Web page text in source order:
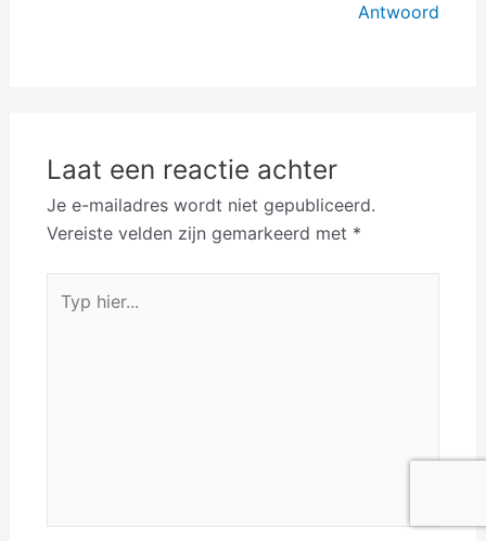
Antwoord
Laat een reactie achter
Je e-mailadres wordt niet gepubliceerd.
Vereiste velden zijn gemarkeerd met *
hier...